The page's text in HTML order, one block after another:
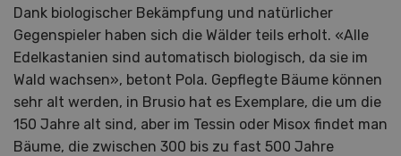
Dank biologischer Bekämpfung und natürlicher
Gegenspieler haben sich die Wälder teils erholt. «Alle
Edelkastanien sind automatisch biologisch, da sie im
Wald wachsen», betont Pola. Gepflegte Bäume können
sehr alt werden, in Brusio hat es Exemplare, die um die
150 Jahre alt sind, aber im Tessin oder Misox findet man
Bäume, die zwischen 300 bis zu fast 500 Jahre